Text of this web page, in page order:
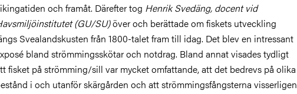
och framåt. Därefter tog Henrik Svedäng, docent vid
(GU/SU)över och berättade om fiskets utveckling
Svealandskusten från 1800-talet fram till idag. Det blev en intressant
bland strömmingsskötar och notdrag. Bland annat visades tydligt
fisket på strömming/sill var mycket omfattande, att det bedrevs på olika
i och utanför skärgården och att strömmingsfångsterna visserligen